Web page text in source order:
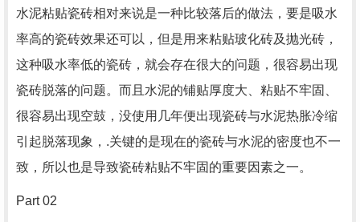
水泥粘贴瓷砖相对来说是一种比较落后的做法，要是吸水
率高的瓷砖效果还可以，但是用来粘贴玻化砖及抛光砖，
这种吸水率低的瓷砖，就会存在很大的问题，很容易出现
瓷砖脱落的问题。而且水泥的铺贴厚度大、粘贴不牢固、
很容易出现空鼓，没使用几年便出现瓷砖与水泥热胀冷缩
引起脱落现象，.关键的是现在的瓷砖与水泥的密度也不一
致，所以也是导致瓷砖粘贴不牢固的重要因素之一。
Part 02